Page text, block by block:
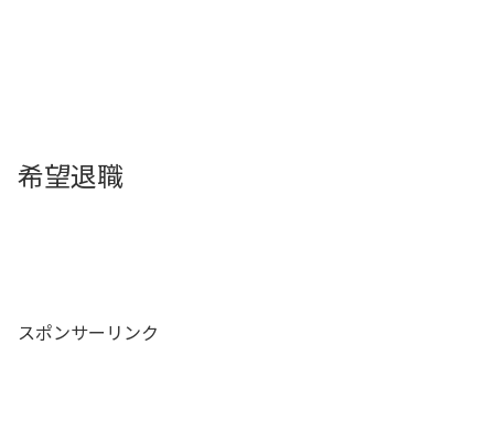
希望退職
スポンサーリンク